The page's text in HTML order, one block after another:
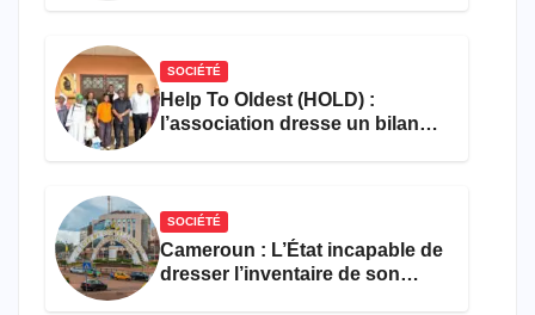
SOCIÉTÉ
Help To Oldest (HOLD) :
l’association dresse un bilan
SOCIÉTÉ
Cameroun : L’État incapable de
dresser l’inventaire de son